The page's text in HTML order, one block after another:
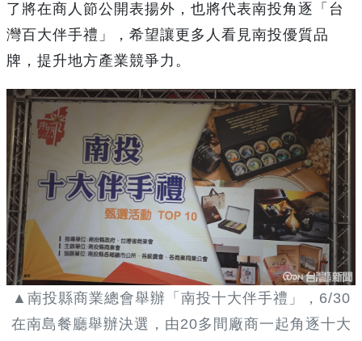
了將在商人節公開表揚外，也將代表南投角逐「台
灣百大伴手禮」，希望讓更多人看見南投優質品
牌，提升地方產業競爭力。
▲南投縣商業總會舉辦「南投十大伴手禮」，6/30
在南島餐廳舉辦決選，由20多間廠商一起角逐十大